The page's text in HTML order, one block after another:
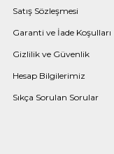
Satış Sözleşmesi
Garanti ve İade Koşulları
Gizlilik ve Güvenlik
Hesap Bilgilerimiz
Sıkça Sorulan Sorular